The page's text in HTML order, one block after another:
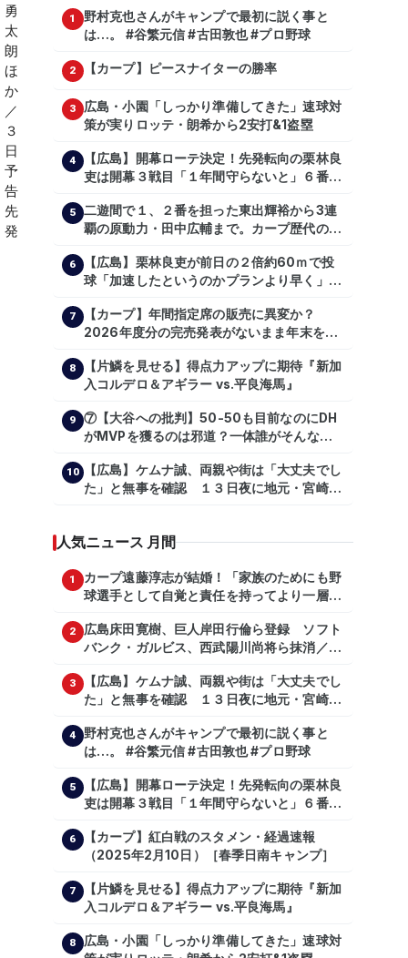
1
野村克也さんがキャンプで最初に説く事と
は…。 #谷繁元信 #古田敦也 #プロ野球
2 【カープ】ピースナイターの勝率
3
広島・小園「しっかり準備してきた」速球対
策が実りロッテ・朗希から2安打&1盗塁
4
【広島】開幕ローテ決定！先発転向の栗林良
吏は開幕３戦目「１年間守らないと」６番手
5
二遊間で１、２番を担った東出輝裕から3連
覇の原動力・田中広輔まで。カープ歴代のシ
6
【広島】栗林良吏が前日の２倍約60ｍで投
球「加速したというのかプランより早く」自
7
【カープ】年間指定席の販売に異変か？
2026年度分の完売発表がないまま年末を迎
8
【片鱗を見せる】得点力アップに期待『新加
入コルデロ＆アギラー vs.平良海馬』
9
⑦【大谷への批判】50-50も目前なのにDH
がMVPを獲るのは邪道？一体誰がそんな事
【shoheiohtani】【池田親興】【高橋慶
彦】【広島東洋カープ】【プロ野球】
10
【広島】ケムナ誠、両親や街は「大丈夫でし
た」と無事を確認 １３日夜に地元・宮崎県
人気ニュース 月間
1
カープ遠藤淳志が結婚！「家族のためにも野
球選手として自覚と責任を持ってより一層頑
2
広島床田寛樹、巨人岸田行倫ら登録 ソフト
バンク・ガルビス、西武陽川尚将ら抹消／２
3
【広島】ケムナ誠、両親や街は「大丈夫でし
た」と無事を確認 １３日夜に地元・宮崎県
4
野村克也さんがキャンプで最初に説く事と
は…。 #谷繁元信 #古田敦也 #プロ野球
5
【広島】開幕ローテ決定！先発転向の栗林良
吏は開幕３戦目「１年間守らないと」６番手
6
【カープ】紅白戦のスタメン・経過速報
（2025年2月10日）［春季日南キャンプ］
7
【片鱗を見せる】得点力アップに期待『新加
入コルデロ＆アギラー vs.平良海馬』
8
広島・小園「しっかり準備してきた」速球対